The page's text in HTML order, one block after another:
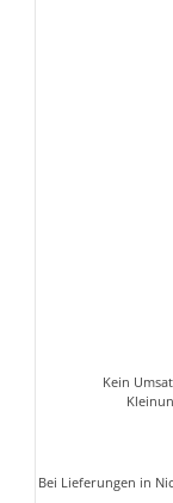
Kein
Bei Lieferungen in